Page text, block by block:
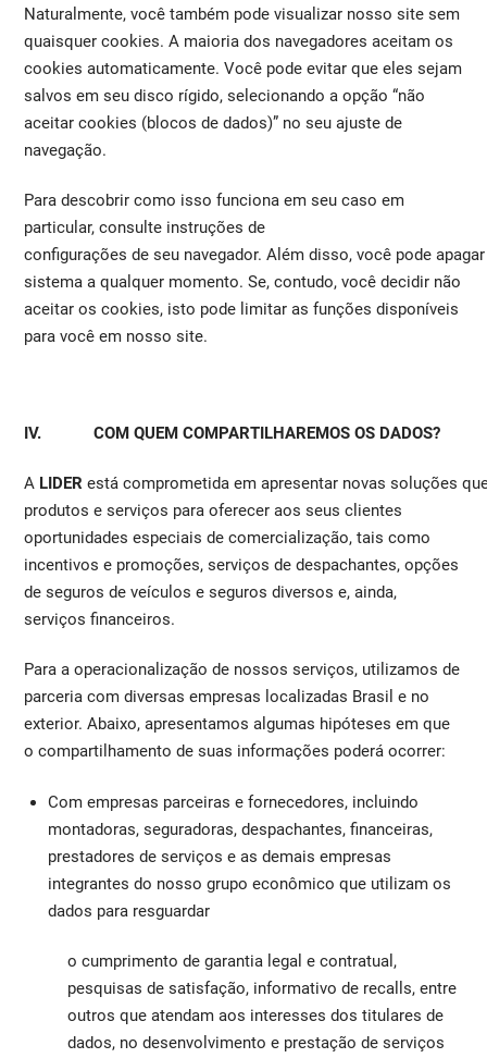
Naturalmente, você também pode visualizar nosso site sem
quaisquer cookies. A maioria dos navegadores aceitam os
cookies automaticamente. Você pode evitar que eles sejam
salvos em seu disco rígido, selecionando a opção “não
aceitar cookies (blocos de dados)” no seu ajuste de
navegação.
Para descobrir como isso funciona em seu caso em
particular, consulte instruções de
configurações de seu navegador. Além disso, você pode
sistema a qualquer momento. Se, contudo, você decidir não
aceitar os cookies, isto pode limitar as funções disponíveis
para você em nosso site.
IV. COM QUEM COMPARTILHAREMOS OS DADOS?
A LIDER está comprometida em apresentar novas soluções
produtos e serviços para oferecer aos seus clientes
oportunidades especiais de comercialização, tais como
incentivos e promoções, serviços de despachantes, opções
de seguros de veículos e seguros diversos e, ainda,
serviços financeiros.
Para a operacionalização de nossos serviços, utilizamos de
parceria com diversas empresas localizadas Brasil e no
exterior. Abaixo, apresentamos algumas hipóteses em que
o compartilhamento de suas informações poderá ocorrer:
Com empresas parceiras e fornecedores, incluindo
montadoras, seguradoras, despachantes, financeiras,
prestadores de serviços e as demais empresas
integrantes do nosso grupo econômico que utilizam os
dados para resguardar
o cumprimento de garantia legal e contratual,
pesquisas de satisfação, informativo de recalls, entre
outros que atendam aos interesses dos titulares de
dados, no desenvolvimento e prestação de serviços